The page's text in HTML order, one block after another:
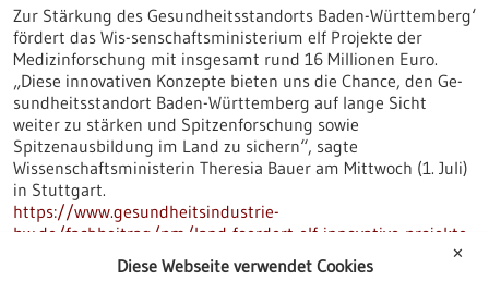
Zur Stärkung des Gesundheitsstandorts Baden-Württemberg‘
fördert das Wis-senschaftsministerium elf Projekte der
Medizinforschung mit insgesamt rund 16 Millionen Euro.
„Diese innovativen Konzepte bieten uns die Chance, den Ge-
sundheitsstandort Baden-Württemberg auf lange Sicht
weiter zu stärken und Spitzenforschung sowie
Spitzenausbildung im Land zu sichern“, sagte
Wissenschaftsministerin Theresia Bauer am Mittwoch (1. Juli)
in Stuttgart.
https://www.gesundheitsindustrie-
bw.de/fachbeitrag/pm/land-foerdert-elf-innovative-projekte-
im-medizinbereich
✕
Diese Webseite verwendet Cookies